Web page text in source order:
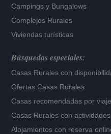
Campings y Bungalows
Complejos Rurales
Viviendas turísticas
Búsquedas especiales:
Casas Rurales con
Ofertas Casas Rurales
Casas recomendadas por
Casas Rurales con actividades
Alojamientos con reserva